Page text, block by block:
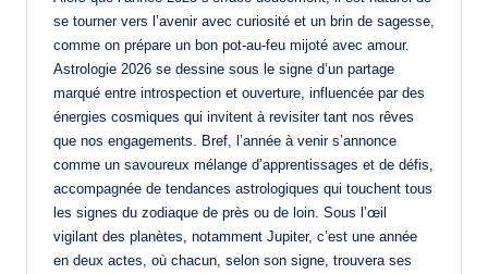
se tourner vers l’avenir avec curiosité et un brin de sagesse,
comme on prépare un bon pot-au-feu mijoté avec amour.
Astrologie 2026 se dessine sous le signe d’un partage
marqué entre introspection et ouverture, influencée par des
énergies cosmiques qui invitent à revisiter tant nos rêves
que nos engagements. Bref, l’année à venir s’annonce
comme un savoureux mélange d’apprentissages et de défis,
accompagnée de tendances astrologiques qui touchent tous
les signes du zodiaque de près ou de loin. Sous l’œil
vigilant des planètes, notamment Jupiter, c’est une année
en deux actes, où chacun, selon son signe, trouvera ses